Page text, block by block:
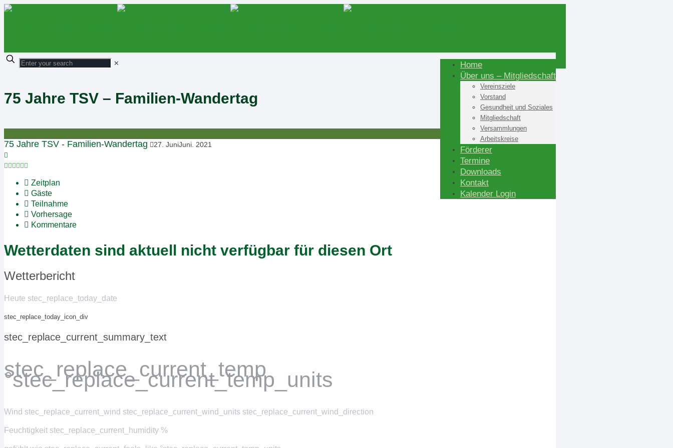
Home
Über uns – Mitgliedschaft
Vereinsziele
Vorstand
Gesundheit und Soziales
Mitgliedschaft
Versammlungen
Arbeitskreise
Förderer
Termine
Downloads
Kontakt
Kalender Login
✕
75 Jahre TSV – Familien-Wandertag
75 Jahre TSV - Familien-Wandertag 27 JuniJuni 2021
Zeitplan
Gäste
Teilnahme
Vorhersage
Kommentare
Wetterdaten sind aktuell nicht verfügbar für diesen Ort
Wetterbericht
Heute stec_replace_today_date
stec_replace_today_icon_div
stec_replace_current_summary_text
stec_replace_current_temp
°stec_replace_current_temp_units
Wind stec_replace_current_wind stec_replace_current_wind_units stec_replace_current_wind_direction
Feuchtigkeit stec_replace_current_humidity %